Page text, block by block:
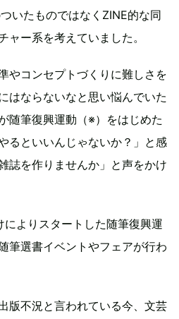
いたものではなくZINE的な同
ャー系を考えていました。
やコンセプトづくりに難しさを
はならないなと思い悩んでいた
随筆復興運動（※）をはじめた
るといいんじゃないか？」と感
誌を作りませんか」と声をかけ
によりスタートした随筆復興運
筆選書イベントやフェアが行わ
版不況と言われている今、文芸